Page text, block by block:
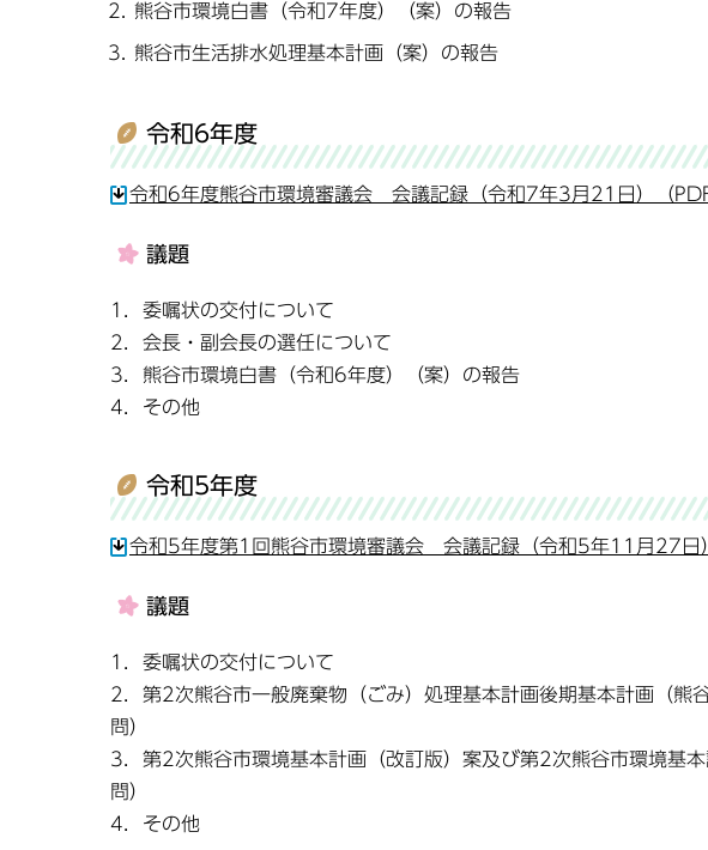
熊谷市環境白書（令和7年度）（案）の報告
熊谷市生活排水処理基本計画（案）の報告
令和6年度
令和6年度熊谷市環境審議会 会議記録（令和7年3月21日）（
議題
1．委嘱状の交付について
2．会長・副会長の選任について
3．熊谷市環境白書（令和6年度）（案）の報告
4．その他
令和5年度
令和5年度第1回熊谷市環境審議会 会議記録（令和5年11月27日
議題
1．委嘱状の交付について
2．第2次熊谷市一般廃棄物（ごみ）処理基本計画後期基本計画（熊
問）
3．第2次熊谷市環境基本計画（改訂版）案及び第2次熊谷市環境基
問）
4．その他